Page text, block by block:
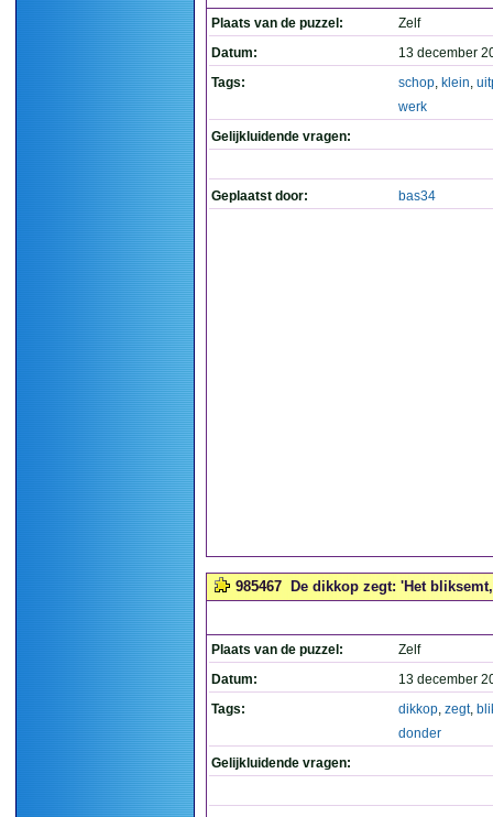
Plaats van de puzzel:
Zelf
Datum:
13 december
Tags:
schop, klein,
werk
Gelijkluidende vragen:
Geplaatst door: bas34
985467 De dikkop zegt: 'Het
Plaats van de puzzel:
Zelf
Datum:
13 december
Tags:
dikkop, zegt,
donder
Gelijkluidende vragen: